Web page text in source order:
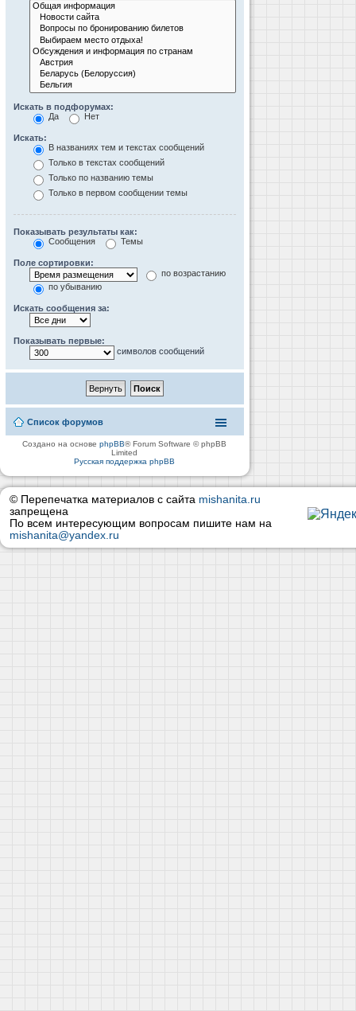
Искать в подфорумах:
Да
Нет
Искать:
В названиях тем и текстах сообщений
Только в текстах сообщений
Только по названию темы
Только в первом сообщении темы
Показывать результаты как:
Сообщения
Темы
Поле сортировки:
по возрастанию
по убыванию
Искать сообщения за:
Показывать первые:
символов сообщений
Список форумов
Создано на основеphpBB® Forum Software © phpBB
Limited
Русская поддержка phpBB
© Перепечатка материалов с сайта mishanita.ru
запрещена
По всем интересующим вопросам пишите нам на
mishanita@yandex.ru